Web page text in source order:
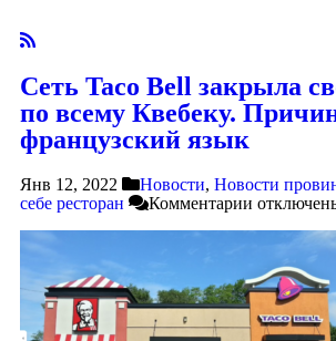
Сеть Taco Bell закрыла
по всему Квебеку.
французский язык
Янв 12, 2022 Новости, Новости
себе ресторан
Комментарии